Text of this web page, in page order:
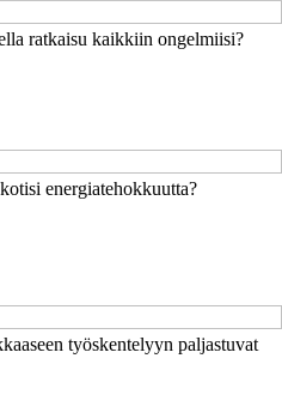
ratkaisu kaikkiin ongelmiisi?
energiatehokkuutta?
työskentelyyn paljastuvat